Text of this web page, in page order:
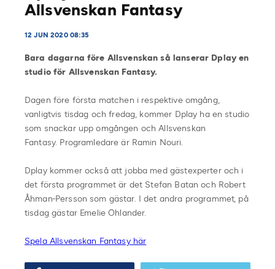
Allsvenskan Fantasy
12 JUN 2020 08:35
Bara dagarna före Allsvenskan så lanserar Dplay en
studio för Allsvenskan Fantasy.
Dagen före första matchen i respektive omgång,
vanligtvis tisdag och fredag, kommer Dplay ha en studio
som snackar upp omgången och Allsvenskan
Fantasy. Programledare är Ramin Nouri.
Dplay kommer också att jobba med gästexperter och i
det första programmet är det Stefan Batan och Robert
Åhman-Persson som gästar. I det andra programmet, på
tisdag gästar Emelie Öhlander.
Spela Allsvenskan Fantasy här